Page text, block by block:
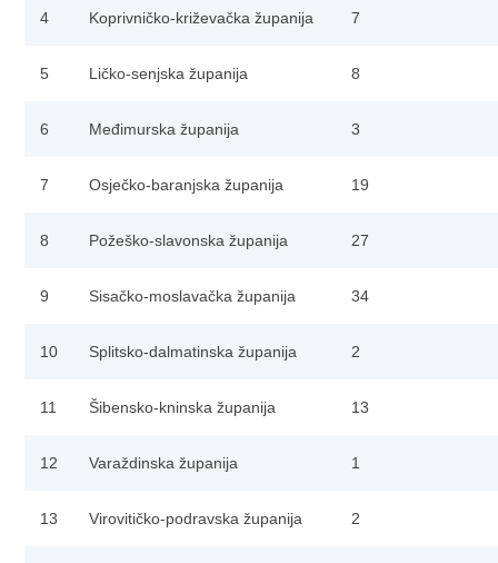
4 Koprivničko-križevačka županija 7
5 Ličko-senjska županija 8
6 Međimurska županija 3
7 Osječko-baranjska županija 19
8 Požeško-slavonska županija 27
9 Sisačko-moslavačka županija 34
10 Splitsko-dalmatinska županija 2
11 Šibensko-kninska županija 13
12 Varaždinska županija 1
13 Virovitičko-podravska županija 2